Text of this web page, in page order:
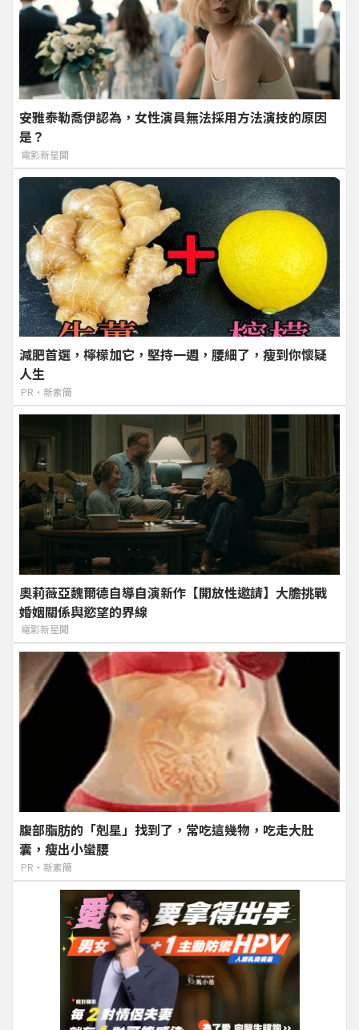
安雅泰勒喬伊認為，女性演員無法採用方法演技的原因
是？
電影新星聞
減肥首選，檸檬加它，堅持一週，腰細了，瘦到你懷疑
人生
PR・新素簡
奧莉薇亞魏爾德自導自演新作【開放性邀請】大膽挑戰
婚姻關係與慾望的界線
電影新星聞
腹部脂肪的「剋星」找到了，常吃這幾物，吃走大肚
囊，瘦出小蠻腰
PR・新素簡